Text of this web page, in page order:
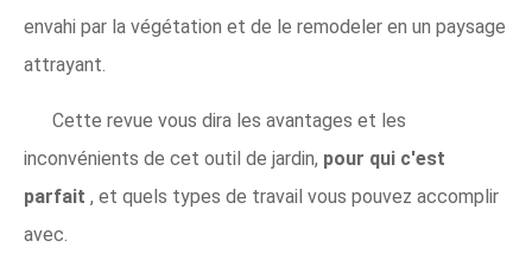
envahi par la végétation et de le remodeler en un paysage
attrayant.
Cette revue vous dira les avantages et les
inconvénients de cet outil de jardin, pour qui c'est
parfait , et quels types de travail vous pouvez accomplir
avec.